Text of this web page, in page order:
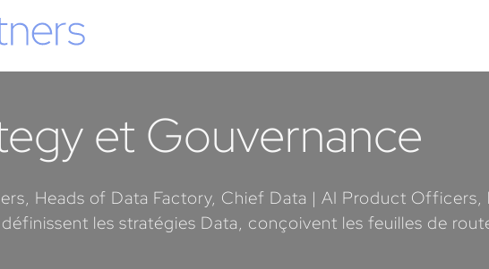
et Gouvernance
Heads of Data Factory, Chief Data | AI Product Officers,
les stratégies Data, conçoivent les feuilles de